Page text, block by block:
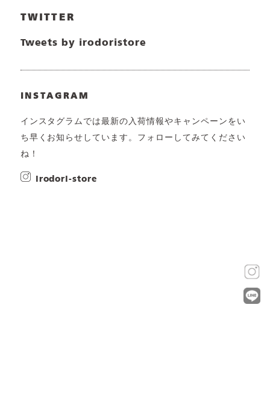
TWITTER
Tweets by irodoristore
INSTAGRAM
インスタグラムでは最新の入荷情報やキャンペーンをい
ち早くお知らせしています。フォローしてみてください
ね！
irodori-store